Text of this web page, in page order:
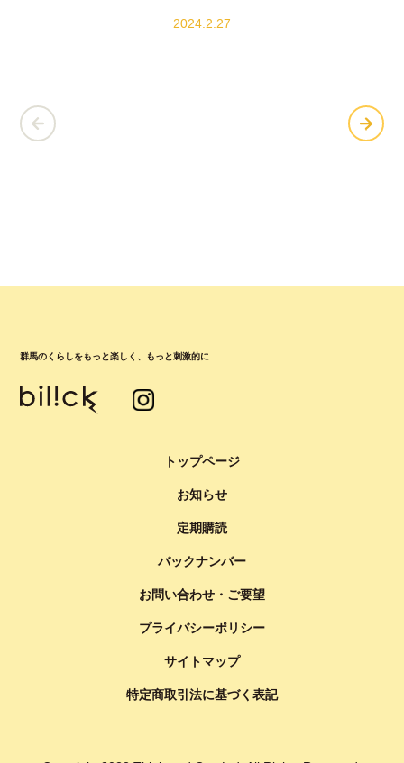
2024.2.27
群馬のくらしをもっと楽しく、もっと刺激的に
トップページ
お知らせ
定期購読
バックナンバー
お問い合わせ・ご要望
プライバシーポリシー
サイトマップ
特定商取引法に基づく表記